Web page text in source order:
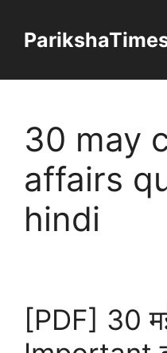
content
30 may
affairs
hindi
[PDF] 30